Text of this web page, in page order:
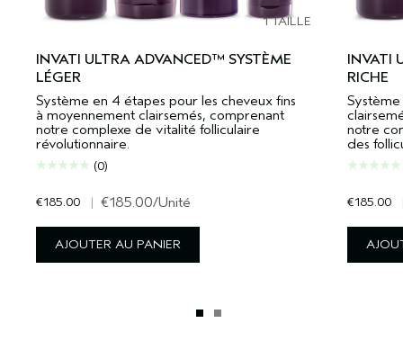
1 TAILLE
INVATI ULTRA ADVANCED™ SYSTÈME
LÉGER
Système en 4 étapes pour les cheveux fins
à moyennement clairsemés, comprenant
notre complexe de vitalité folliculaire
révolutionnaire.
(0)
€185.00 | €185.00/Unité
AJOUTER AU PANIER
INVATI
RICHE
notre
des
€185.00